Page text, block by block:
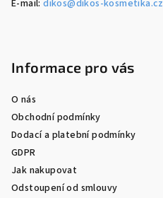
E-mail:dikos@dikos-kosmetika.cz
Informace pro vás
O nás
Obchodní podmínky
Dodací a platební podmínky
GDPR
Jak nakupovat
Odstoupení od smlouvy